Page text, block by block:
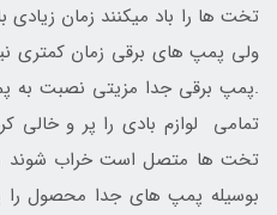
تخت ها را باد میکنند زمان
ولی پمپ های برقی زمان کمتری
.پمپ برقی جدا مزیتی نصبت به
تمامی لوازم بادی را پر و خالی
تخت ها متصل است خراب شوند
بوسیله پمپ های جدا محصول را